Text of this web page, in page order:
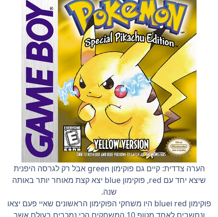
הערה צדדית: קיים גם פוקימון green אבל רק לגרסה היפנית
שיצא יחד עם red, פוקימון blue יצא קצת מאוחר יותר באותה
שנה.
פוקימון red וblue היו משחקי הפוקימון הראשונים שאיי פעם יצאו